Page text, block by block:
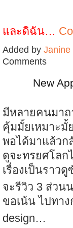
และดิฉัน…
Added by Janine
Comments
New
มีหลายคนมาถ
คุ้มมั้ยเหมาะมั้
พอได้มาแล้วก
ดูจะทรยศโลก
เรื่องเป็นราวดู
จะรีวิว 3 ส่วน
ขอเน้น ไปทา
design…